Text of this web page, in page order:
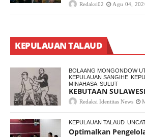
Redaksi02 Agu 04,
KEPULAUAN TALAUD
BOLAANG MONGONDOW
KEPULAUAN SANGIHE
MINAHASA SULUT
KEBUTAAN
Redaksi Identitas News
KEPULAUAN TALAUD
Optimalkan